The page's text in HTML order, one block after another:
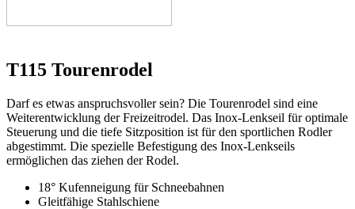
T115 Tourenrodel
Darf es etwas anspruchsvoller sein? Die Tourenrodel sind eine
Weiterentwicklung der Freizeitrodel. Das Inox-Lenkseil für optimale
Steuerung und die tiefe Sitzposition ist für den sportlichen Rodler
abgestimmt. Die spezielle Befestigung des Inox-Lenkseils
ermöglichen das ziehen der Rodel.
18° Kufenneigung für Schneebahnen
Gleitfähige Stahlschiene